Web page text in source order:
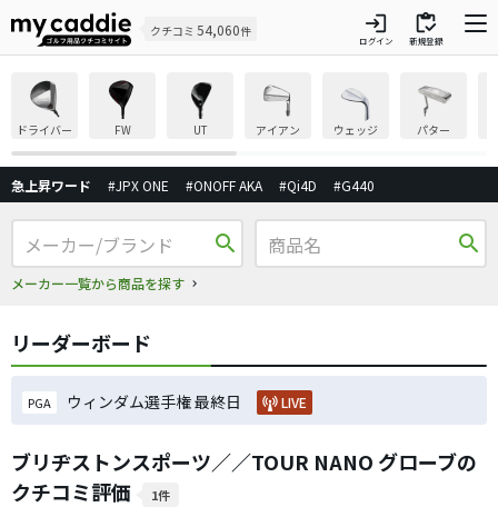
クチコミ 54,060件 login
ログイン
inventory
新規登録
ドライバー FW UT アイアン ウェッジ パター
急上昇ワード #JPX ONE #ONOFF AKA #Qi4D #G440
search
メーカー一覧から商品を探す
search
リーダーボード
PGA ウィンダム選手権 最終日 LIVE
ブリヂストンスポーツ／／TOUR NANO グローブの
クチコミ評価
1件